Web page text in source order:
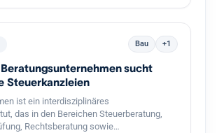
Bau +1
sucht
Steuerkanzleien
ist ein interdisziplinäres
das in den Bereichen Steuerberatung,
Rechtsberatung sowie